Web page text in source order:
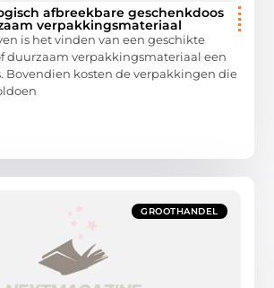
afbreekbare geschenkdoos
verpakkingsmateriaal
is het vinden van een geschikte
duurzaam verpakkingsmateriaal een
Bovendien kosten de verpakkingen die
GROOTHANDEL